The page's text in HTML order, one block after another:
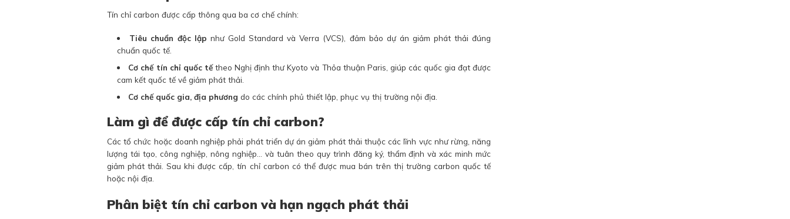
Tín chỉ carbon được cấp thông qua ba cơ chế chính:
Tiêu chuẩn độc lập như Gold Standard và Verra (VCS), đảm bảo dự án giảm phát thải đúng
chuẩn quốc tế.
Cơ chế tín chỉ quốc tếtheo Nghị định thư Kyoto và Thỏa thuận Paris, giúp các quốc gia đạt được
cam kết quốc tế về giảm phát thải.
Cơ chế quốc gia, địa phương do các chính phủ thiết lập, phục vụ thị trường nội địa.
Làm gì để được cấp tín chỉ carbon?
Các tổ chức hoặc doanh nghiệp phải phát triển dự án giảm phát thải thuộc các lĩnh vực như rừng, năng
lượng tái tạo, công nghiệp, nông nghiệp… và tuân theo quy trình đăng ký, thẩm định và xác minh mức
giảm phát thải. Sau khi được cấp, tín chỉ carbon có thể được mua bán trên thị trường carbon quốc tế
hoặc nội địa.
Phân biệt tín chỉ carbon và hạn ngạch phát thải